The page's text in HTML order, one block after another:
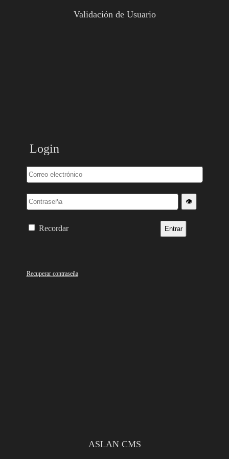
Validación de Usuario
Login
👁️
Recordar Entrar
Recuperar contraseña
ASLAN CMS